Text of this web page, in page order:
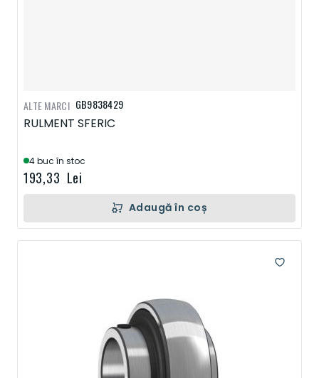
GB9838429
RULMENT SFERIC
4 buc în stoc
193,33 Lei
ALTE MARCI
Adaugă în coș